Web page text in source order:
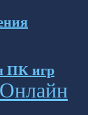
ПК игр
Онлайн